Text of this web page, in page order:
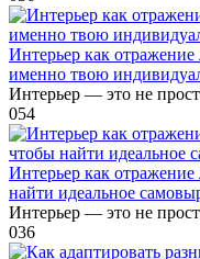
Интерьер как отражение
именно твою
Интерьер — это не
054
Интерьер как
найти идеальное
Интерьер — это не
036